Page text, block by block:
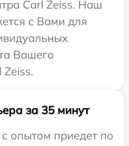
Carl Zeiss. Наш
с Вами для
Вашего
Zeiss.
за 35 минут
опытом приедет по